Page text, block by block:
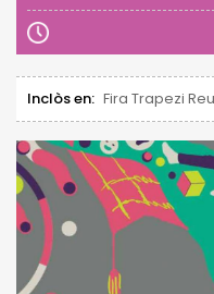
Inclòs en: Fira Trapezi